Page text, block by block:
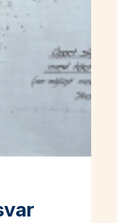
fasta försvar